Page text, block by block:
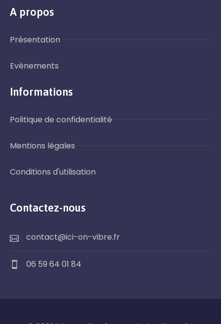
A propos
Présentation
Evènements
Informations
Politique de confidentialité
Mentions légales
Conditions d'utilisation
Contactez-nous
contact@ici-on-vibre.fr
06 59 64 01 84